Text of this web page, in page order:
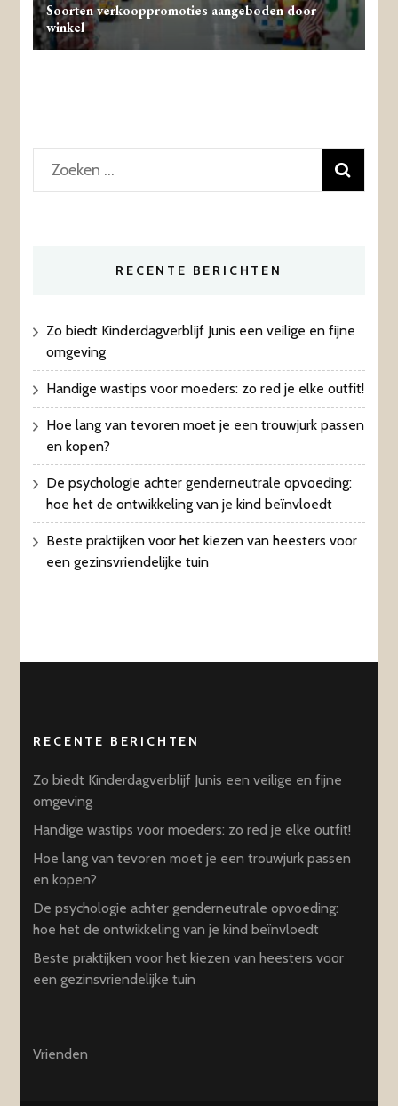
Soorten verkooppromoties aangeboden door
winkel
Zoeken
naar:
RECENTE BERICHTEN
Zo biedt Kinderdagverblijf Junis een veilige en fijne
omgeving
Handige wastips voor moeders: zo red je elke outfit!
Hoe lang van tevoren moet je een trouwjurk passen
en kopen?
De psychologie achter genderneutrale opvoeding:
hoe het de ontwikkeling van je kind beïnvloedt
Beste praktijken voor het kiezen van heesters voor
een gezinsvriendelijke tuin
RECENTE BERICHTEN
Zo biedt Kinderdagverblijf Junis een veilige en fijne
omgeving
Handige wastips voor moeders: zo red je elke outfit!
Hoe lang van tevoren moet je een trouwjurk passen
en kopen?
De psychologie achter genderneutrale opvoeding:
hoe het de ontwikkeling van je kind beïnvloedt
Beste praktijken voor het kiezen van heesters voor
een gezinsvriendelijke tuin
Vrienden